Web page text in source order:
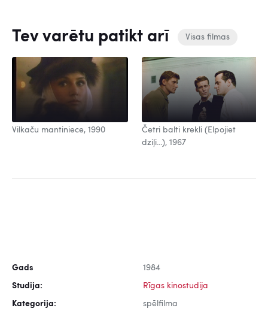
Tev varētu patikt arī Visas filmas
Vilkaču mantiniece, 1990
Četri balti krekli (Elpojiet
dziļi...), 1967
Gads 1984
Studija: Rīgas kinostudija
Kategorija: spēlfilma